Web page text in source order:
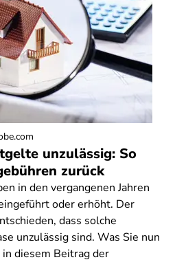
unzulässig: So
zurück
in den vergangenen Jahren
oder erhöht. Der
dass solche
unzulässig sind. Was Sie nun
diesem Beitrag der